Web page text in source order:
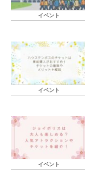
イベント
イベント
イベント